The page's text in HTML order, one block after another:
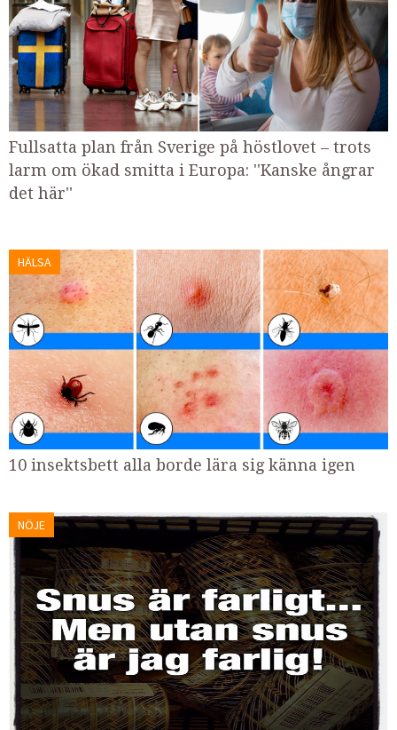
Fullsatta plan från Sverige på höstlovet – trots
larm om ökad smitta i Europa: ''Kanske ångrar
det här''
HÄLSA
10 insektsbett alla borde lära sig känna igen
NÖJE